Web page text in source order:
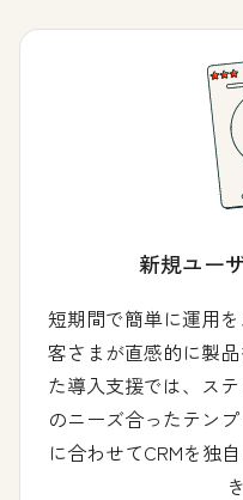
新規ユー
短期間で簡単に運用
客さまが直感的に製
た導入支援では、ス
のニーズ合ったテン
に合わせてCRMを独